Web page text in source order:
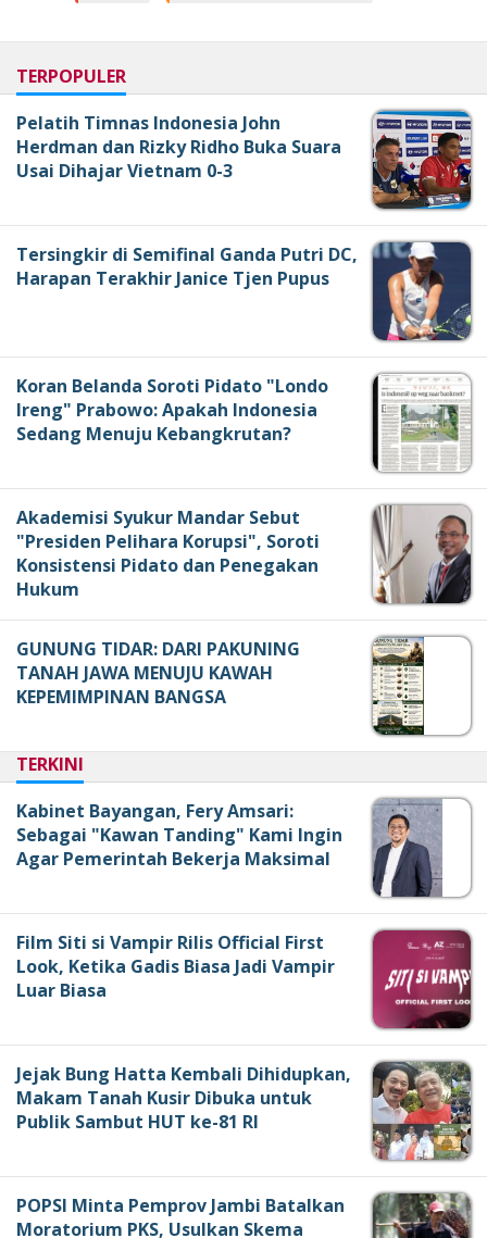
TERPOPULER
Pelatih Timnas Indonesia John
Herdman dan Rizky Ridho Buka Suara
Usai Dihajar Vietnam 0-3
Tersingkir di Semifinal Ganda Putri DC,
Harapan Terakhir Janice Tjen Pupus
Koran Belanda Soroti Pidato "Londo
Ireng" Prabowo: Apakah Indonesia
Sedang Menuju Kebangkrutan?
Akademisi Syukur Mandar Sebut
"Presiden Pelihara Korupsi", Soroti
Konsistensi Pidato dan Penegakan
Hukum
GUNUNG TIDAR: DARI PAKUNING
TANAH JAWA MENUJU KAWAH
KEPEMIMPINAN BANGSA
TERKINI
Kabinet Bayangan, Fery Amsari:
Sebagai "Kawan Tanding" Kami Ingin
Agar Pemerintah Bekerja Maksimal
Film Siti si Vampir Rilis Official First
Look, Ketika Gadis Biasa Jadi Vampir
Luar Biasa
Jejak Bung Hatta Kembali Dihidupkan,
Makam Tanah Kusir Dibuka untuk
Publik Sambut HUT ke-81 RI
POPSI Minta Pemprov Jambi Batalkan
Moratorium PKS, Usulkan Skema